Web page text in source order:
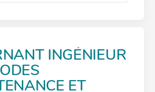
INGÉNIEUR
ET